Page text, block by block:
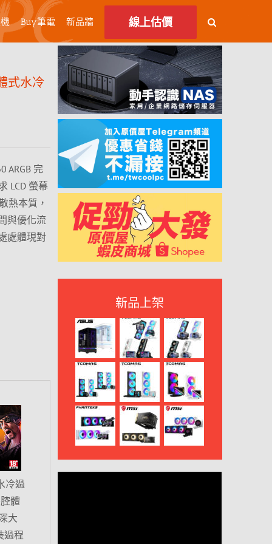
Buy筆電 新品牆 線上估價
式水冷
ARGB 完
LCD 螢幕
熱本質，
與優化流
處體現對
冷過
體
大
過程
新品上架